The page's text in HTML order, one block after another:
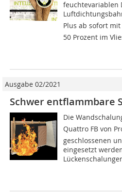
feuchtevariablen
Plus ab sofort
50 Prozent im
Ausgabe 02/2021
Schwer entflammbare
Die
Quattro FB von
geschlossenen
eingesetzt